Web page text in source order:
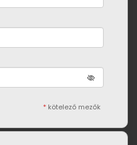
* kötelező mezők